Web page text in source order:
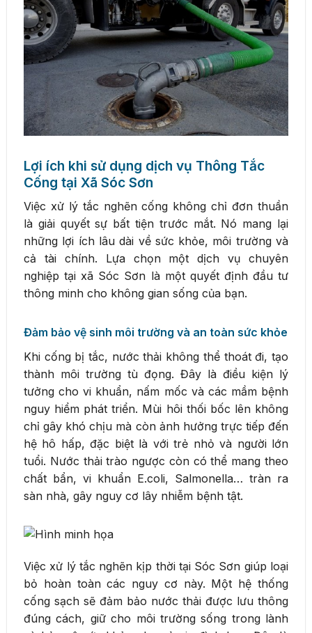
Lợi ích khi sử dụng dịch vụ Thông Tắc
Cống tại Xã Sóc Sơn
Việc xử lý tắc nghẽn cống không chỉ đơn thuần
là giải quyết sự bất tiện trước mắt. Nó mang lại
những lợi ích lâu dài về sức khỏe, môi trường và
cả tài chính. Lựa chọn một dịch vụ chuyên
nghiệp tại xã Sóc Sơn là một quyết định đầu tư
thông minh cho không gian sống của bạn.
Đảm bảo vệ sinh môi trường và an toàn sức khỏe
Khi cống bị tắc, nước thải không thể thoát đi, tạo
thành môi trường tù đọng. Đây là điều kiện lý
tưởng cho vi khuẩn, nấm mốc và các mầm bệnh
nguy hiểm phát triển. Mùi hôi thối bốc lên không
chỉ gây khó chịu mà còn ảnh hưởng trực tiếp đến
hệ hô hấp, đặc biệt là với trẻ nhỏ và người lớn
tuổi. Nước thải trào ngược còn có thể mang theo
chất bẩn, vi khuẩn E.coli, Salmonella… tràn ra
sàn nhà, gây nguy cơ lây nhiễm bệnh tật.
Việc xử lý tắc nghẽn kịp thời tại Sóc Sơn giúp loại
bỏ hoàn toàn các nguy cơ này. Một hệ thống
cống sạch sẽ đảm bảo nước thải được lưu thông
đúng cách, giữ cho môi trường sống trong lành